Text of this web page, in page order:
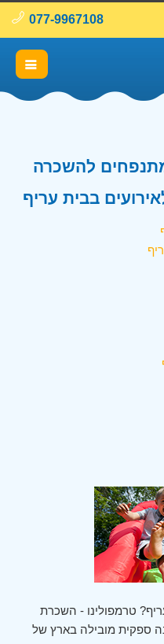
077-9967108
להשכרה
בבית עריף
טרמפולינו - השכרת
ספקית מובילה בארץ של